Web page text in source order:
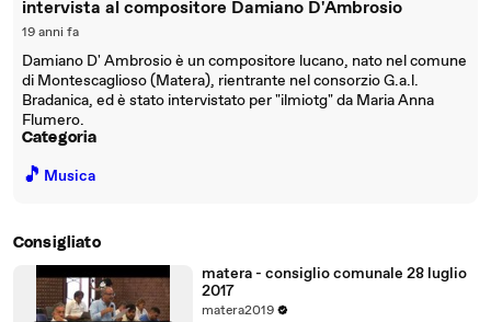
intervista al compositore Damiano D'Ambrosio
19 anni fa
Damiano D' Ambrosio è un compositore lucano, nato nel comune
di Montescaglioso (Matera), rientrante nel consorzio G.a.l.
Bradanica, ed è stato intervistato per "ilmiotg" da Maria Anna
Flumero.
Categoria
🎵 Musica
Consigliato
matera - consiglio comunale 28 luglio
2017
matera2019